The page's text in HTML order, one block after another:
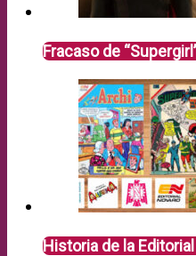
Fracaso de
Historia de la